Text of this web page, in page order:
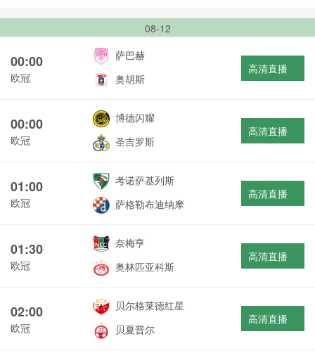
08-12
00:00
欧冠
萨巴赫
奥胡斯
高清直播
00:00
欧冠
博德闪耀
圣吉罗斯
高清直播
01:00
欧冠
考诺萨基列斯
萨格勒布迪纳摩
高清直播
01:30
欧冠
奈梅亨
奥林匹亚科斯
高清直播
02:00
欧冠
贝尔格莱德红星
贝夏普尔
高清直播